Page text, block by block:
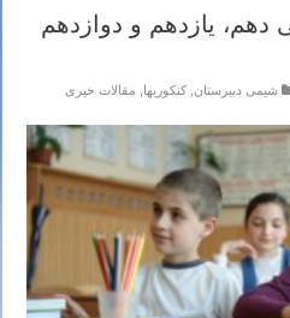
یازدهم و دوازدهم
شیمی دبیرستان کنکوریها
مقالات خبری